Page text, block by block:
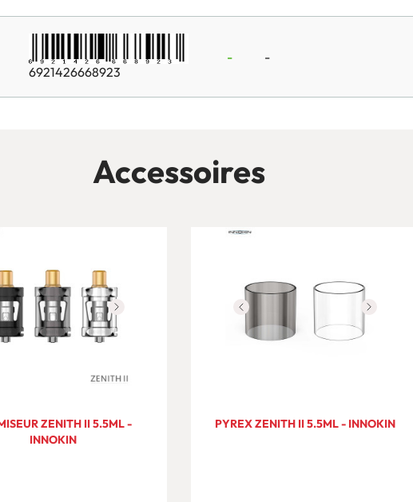
6921426668923
- -
Accessoires
ZENITH II 5.5ML -
INNOKIN
PYREX ZENITH II 5.5ML - INNOKIN